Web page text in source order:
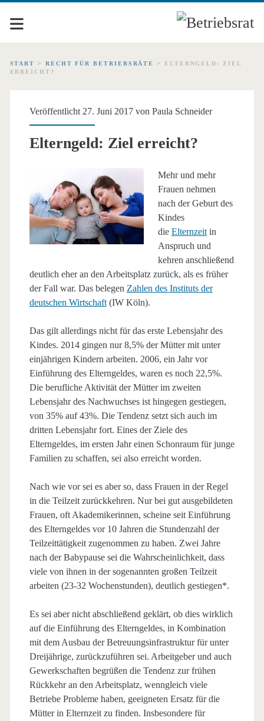
START > RECHT FÜR BETRIEBSRÄTE > ELTERNGELD: ZIEL
ERREICHT?
Veröffentlicht 27. Juni 2017 von Paula Schneider
Elterngeld: Ziel erreicht?
Mehr und mehr
Frauen nehmen
nach der Geburt des
Kindes
die Elternzeitin
Anspruch und
kehren anschließend
deutlich eher an den Arbeitsplatz zurück, als es früher
der Fall war. Das belegen Zahlen des Instituts der
deutschen Wirtschaft(IW Köln).
Das gilt allerdings nicht für das erste Lebensjahr des
Kindes. 2014 gingen nur 8,5% der Mütter mit unter
einjährigen Kindern arbeiten. 2006, ein Jahr vor
Einführung des Elterngeldes, waren es noch 22,5%.
Die berufliche Aktivität der Mütter im zweiten
Lebensjahr des Nachwuchses ist hingegen gestiegen,
von 35% auf 43%. Die Tendenz setzt sich auch im
dritten Lebensjahr fort. Eines der Ziele des
Elterngeldes, im ersten Jahr einen Schonraum für junge
Familien zu schaffen, sei also erreicht worden.
Nach wie vor sei es aber so, dass Frauen in der Regel
in die Teilzeit zurückkehren. Nur bei gut ausgebildeten
Frauen, oft Akademikerinnen, scheine seit Einführung
des Elterngeldes vor 10 Jahren die Stundenzahl der
Teilzeittätigkeit zugenommen zu haben. Zwei Jahre
nach der Babypause sei die Wahrscheinlichkeit, dass
viele von ihnen in der sogenannten großen Teilzeit
arbeiten (23-32 Wochenstunden), deutlich gestiegen*.
Es sei aber nicht abschließend geklärt, ob dies wirklich
auf die Einführung des Elterngeldes, in Kombination
mit dem Ausbau der Betreuungsinfrastruktur für unter
Dreijährige, zurückzuführen sei. Arbeitgeber und auch
Gewerkschaften begrüßen die Tendenz zur frühen
Rückkehr an den Arbeitsplatz, wenngleich viele
Betriebe Probleme haben, geeigneten Ersatz für die
Mütter in Elternzeit zu finden. Insbesondere für